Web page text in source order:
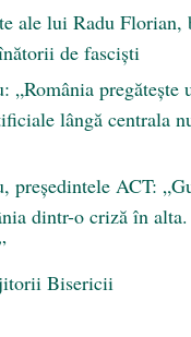
ale lui Radu Florian,
de fascişti
„România pregătește
lângă centrala
președintele ACT:
dintr-o criză în
Bisericii